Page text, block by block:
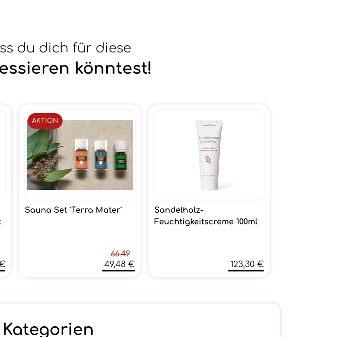
du dich für diese
könntest!
Sauna Set "Terra Mater"
66.49
49,48 €
AKTION
Sandelholz-
Feuchtigkeitscreme 100ml
123,30 €